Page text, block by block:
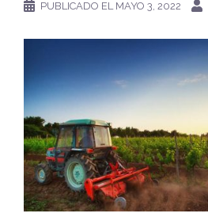
PUBLICADO EL MAYO 3, 2022